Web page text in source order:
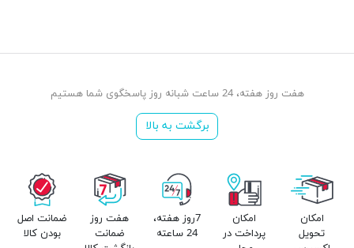
هفت روز هفته، 24 ساعت شبانه روز پاسخگوی شما هستیم
برگشت به بالا
امکان
تحویل
امکان
پرداخت در
7روز هفته،
24 ساعته
هفت روز
ضمانت
ضمانت اصل
بودن کالا